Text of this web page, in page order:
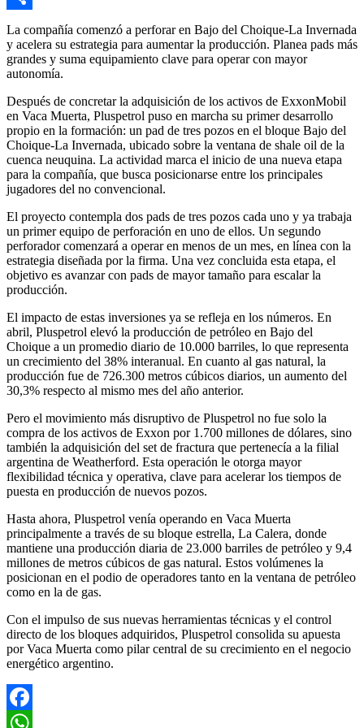
Compartir
La compañía comenzó a perforar en Bajo del Choique-La Invernada
y acelera su estrategia para aumentar la producción. Planea pads más
grandes y suma equipamiento clave para operar con mayor
autonomía.
Después de concretar la adquisición de los activos de ExxonMobil
en Vaca Muerta, Pluspetrol puso en marcha su primer desarrollo
propio en la formación: un pad de tres pozos en el bloque Bajo del
Choique-La Invernada, ubicado sobre la ventana de shale oil de la
cuenca neuquina. La actividad marca el inicio de una nueva etapa
para la compañía, que busca posicionarse entre los principales
jugadores del no convencional.
El proyecto contempla dos pads de tres pozos cada uno y ya trabaja
un primer equipo de perforación en uno de ellos. Un segundo
perforador comenzará a operar en menos de un mes, en línea con la
estrategia diseñada por la firma. Una vez concluida esta etapa, el
objetivo es avanzar con pads de mayor tamaño para escalar la
producción.
El impacto de estas inversiones ya se refleja en los números. En
abril, Pluspetrol elevó la producción de petróleo en Bajo del
Choique a un promedio diario de 10.000 barriles, lo que representa
un crecimiento del 38% interanual. En cuanto al gas natural, la
producción fue de 726.300 metros cúbicos diarios, un aumento del
30,3% respecto al mismo mes del año anterior.
Pero el movimiento más disruptivo de Pluspetrol no fue solo la
compra de los activos de Exxon por 1.700 millones de dólares, sino
también la adquisición del set de fractura que pertenecía a la filial
argentina de Weatherford. Esta operación le otorga mayor
flexibilidad técnica y operativa, clave para acelerar los tiempos de
puesta en producción de nuevos pozos.
Hasta ahora, Pluspetrol venía operando en Vaca Muerta
principalmente a través de su bloque estrella, La Calera, donde
mantiene una producción diaria de 23.000 barriles de petróleo y 9,4
millones de metros cúbicos de gas natural. Estos volúmenes la
posicionan en el podio de operadores tanto en la ventana de petróleo
como en la de gas.
Con el impulso de sus nuevas herramientas técnicas y el control
directo de los bloques adquiridos, Pluspetrol consolida su apuesta
por Vaca Muerta como pilar central de su crecimiento en el negocio
energético argentino.
Facebook